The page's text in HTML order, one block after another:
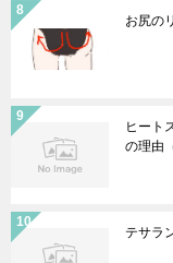
お尻の
ヒート
の理由
テサラ